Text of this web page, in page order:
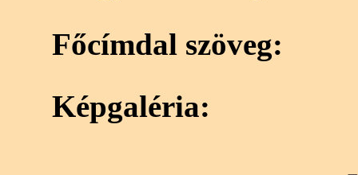
Főcímdal szöveg:
Képgaléria: